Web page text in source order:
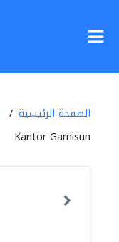
الصفحة الرئيسية
Kantor Garnisun